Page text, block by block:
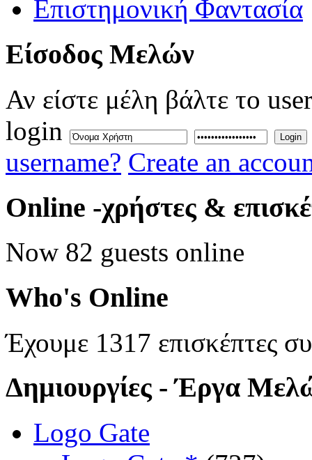
Επιστημονική Φαντασία
Eίσοδος Μελών
Αν είστε μέλη βάλτε το
login
Login
username? Create an
Online -χρήστες &
Now 82 guests online
Who's Online
Έχουμε 1317 επισκέπτες
Δημιουργίες - Έργα
Logo Gate